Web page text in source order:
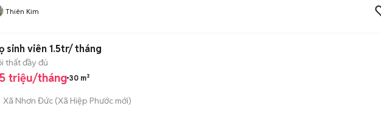
Thiên Kim
sinh viên 1.5tr/ tháng
thất đầy đủ
triệu/tháng 30 m²
Xã Nhơn Đức (Xã Hiệp Phước mới)